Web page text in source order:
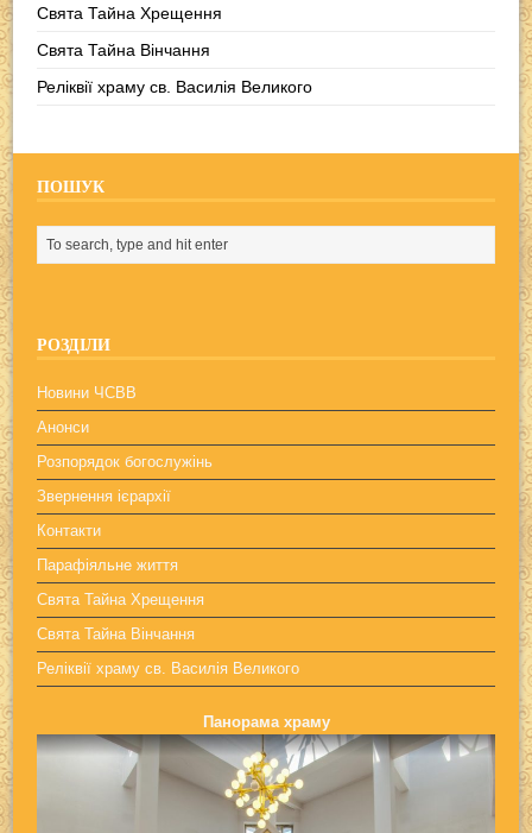
Свята Тайна Хрещення
Свята Тайна Вінчання
Реліквії храму св. Василія Великого
ПОШУК
РОЗДІЛИ
Новини ЧСВВ
Анонси
Розпорядок богослужінь
Звернення ієрархії
Контакти
Парафіяльне життя
Свята Тайна Хрещення
Свята Тайна Вінчання
Реліквії храму св. Василія Великого
Панорама храму